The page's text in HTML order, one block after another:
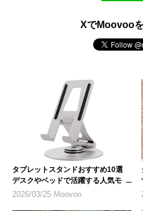
XでMoovoo
タブレットスタンドおすすめ10選
デスクやベッドで活躍する人気モデ
ル
2026/03/25 Moovoo